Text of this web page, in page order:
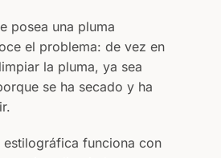
posea una pluma
el problema: de vez en
la pluma, ya sea
se ha secado y ha
estilográfica funciona con